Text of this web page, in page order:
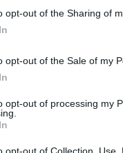
opt-out of the Sharing of
opt-out of the Sale of my
opt-out of processing my
opt-out of Collection,
de las
con los pagos a
de su plantilla.
actualidad al
palabras de
manifiesta en
la militancia. En
no es una sorpresa,
política y que tiren